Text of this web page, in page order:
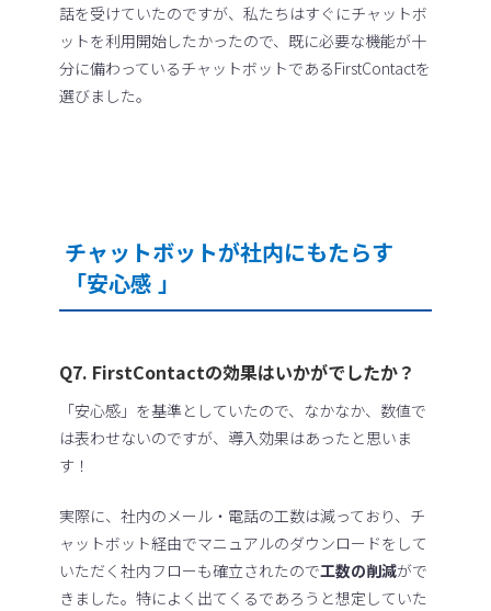
話を受けていたのですが、私たちはすぐにチャットボ
ットを利用開始したかったので、既に必要な機能が十
分に備わっているチャットボットであるFirstContactを
選びました。
チャットボットが社内にもたらす
「安心感 」
Q7. FirstContactの効果はいかがでしたか？
「安心感」を基準としていたので、なかなか、数値で
は表わせないのですが、導入効果はあったと思いま
す！
実際に、社内のメール・電話の工数は減っており、チ
ャットボット経由でマニュアルのダウンロードをして
いただく社内フローも確立されたので工数の削減がで
きました。特によく出てくるであろうと想定していた